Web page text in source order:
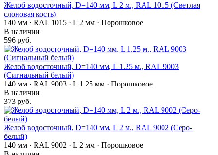
Желоб водосточный, D=140 мм, L 2 м., RAL 1015 (Светлая
слоновая кость)
140 мм · RAL 1015 · L 2 мм · Порошковое
В наличии
596 руб.
Желоб водосточный, D=140 мм, L 1.25 м., RAL 9003
(Сигнальный белый)
140 мм · RAL 9003 · L 1.25 мм · Порошковое
В наличии
373 руб.
Желоб водосточный, D=140 мм, L 2 м., RAL 9002 (Серо-
белый)
140 мм · RAL 9002 · L 2 мм · Порошковое